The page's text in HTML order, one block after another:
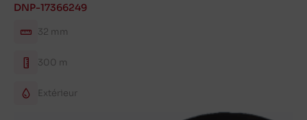
DNP-17366249
32 mm
300 m
Extérieur